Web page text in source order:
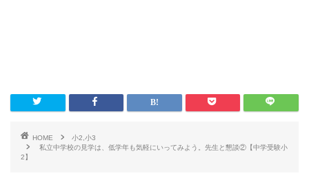
HOME
小2,小3
私立中学校の見学は、低学年も気軽にいってみよう。先生と懇談②【中学受験小
2】